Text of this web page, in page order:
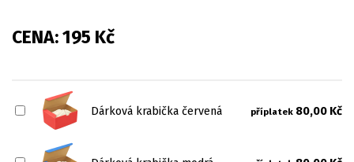
CENA:195 Kč
Dárková krabička červená příplatek 80,00 Kč